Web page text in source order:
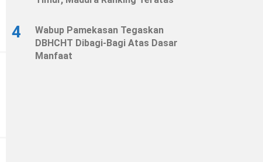
4
Wabup Pamekasan Tegaskan
DBHCHT Dibagi-Bagi Atas Dasar
Manfaat